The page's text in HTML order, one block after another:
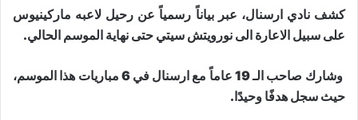
كشف نادي ​ارسنال​، عبر بياناً رسمياً عن رحيل لاعبه ​ماركينيوس​
على سبيل الاعارة الى ​نورويتش سيتي​ حتى نهاية الموسم الحالي.
وشارك صاحب الـ 19 عاماً مع ارسنال في 6 مباريات هذا الموسم،
حيث سجل هدفًا وحيدًا.